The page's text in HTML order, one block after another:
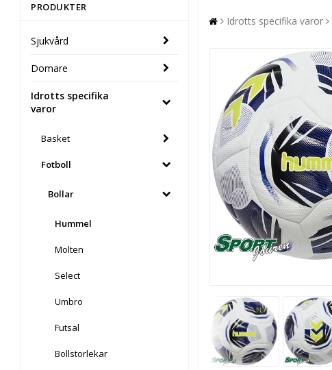
PRODUKTER
Sjukvård
Domare
Idrotts specifika
varor
Basket
Fotboll
Bollar
Hummel
Molten
Select
Umbro
Futsal
Bollstorlekar
Idrotts specifika varor